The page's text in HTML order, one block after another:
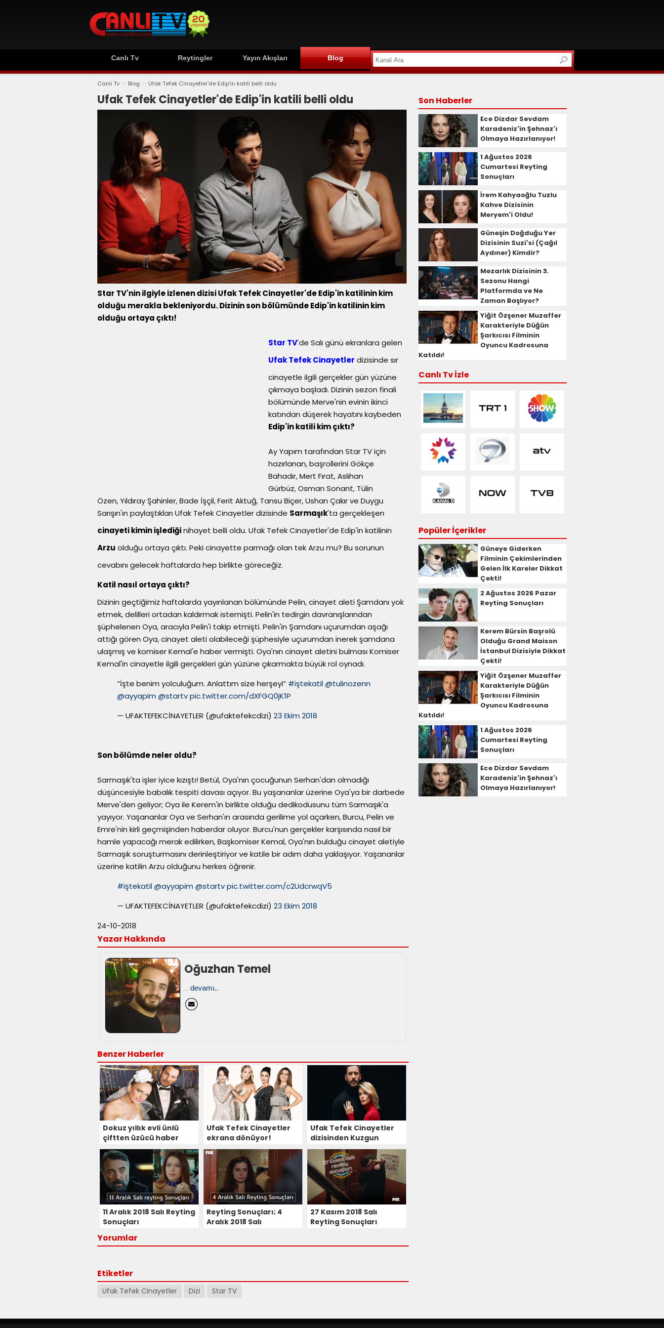
Canlı Tv Reytingler Yayın Akışları Blog
Canlı Tv ›› Blog ›› Ufak Tefek Cinayetler'de Edip'in katili belli oldu
Ufak Tefek Cinayetler'de Edip'in katili belli oldu
Star TV'nin ilgiyle izlenen dizisi Ufak Tefek Cinayetler'de Edip'in katilinin kim
olduğu merakla bekleniyordu. Dizinin son bölümünde Edip'in katilinin kim
olduğu ortaya çıktı!
Star TV'de Salı günü ekranlara gelen
Ufak Tefek Cinayetler dizisinde sır
cinayetle ilgili gerçekler gün yüzüne
çıkmaya başladı. Dizinin sezon finali
bölümünde Merve'nin evinin ikinci
katından düşerek hayatını kaybeden
Edip'in katili kim çıktı?
Ay Yapım tarafından Star TV için
hazırlanan, başrollerini Gökçe
Bahadır, Mert Fırat, Aslıhan
Gürbüz, Osman Sonant, Tülin
Özen, Yıldıray Şahinler, Bade İşçil, Ferit Aktuğ, Tansu Biçer, Ushan Çakır ve Duygu
Sarışın'ın paylaştıkları Ufak Tefek Cinayetler dizisinde Sarmaşık'ta gerçekleşen
cinayeti kimin işlediğinihayet belli oldu. Ufak Tefek Cinayetler'de Edip'in katilinin
Arzu olduğu ortaya çıktı. Peki cinayette parmağı olan tek Arzu mu? Bu sorunun
cevabını gelecek haftalarda hep birlikte göreceğiz.
Katil nasıl ortaya çıktı?
Dizinin geçtiğimiz haftalarda yayınlanan bölümünde Pelin, cinayet aleti Şamdanı yok
etmek, delilleri ortadan kaldırmak istemişti. Pelin'in tedirgin davranışlarından
şüphelenen Oya, aracıyla Pelin'i takip etmişti. Pelin'in Şamdanı uçurumdan aşağı
attığı gören Oya, cinayet aleti olabileceği şüphesiyle uçurumdan inerek şamdana
ulaşmış ve komiser Kemal'e haber vermişti. Oya'nın cinayet aletini bulması Komiser
Kemal'in cinayetle ilgili gerçekleri gün yüzüne çıkarmakta büyük rol oynadı.
“İşte benim yolculuğum. Anlattım size herşeyi” #iştekatil@tulinozenn
@ayyapim @startvpic.twitter.com/dXFGQ0jK1P
— UFAKTEFEKCİNAYETLER (@ufaktefekcdizi) 23 Ekim 2018
Son bölümde neler oldu?
Sarmaşık'ta işler iyice kızıştı! Betül, Oya'nın çocuğunun Serhan'dan olmadığı
düşüncesiyle babalık tespiti davası açıyor. Bu yaşananlar üzerine Oya'ya bir darbede
Merve'den geliyor; Oya ile Kerem'in birlikte olduğu dedikodusunu tüm Sarmaşık'a
yayıyor. Yaşananlar Oya ve Serhan'ın arasında gerilime yol açarken, Burcu, Pelin ve
Emre'nin kirli geçmişinden haberdar oluyor. Burcu'nun gerçekler karşısında nasıl bir
hamle yapacağı merak edilirken, Başkomiser Kemal, Oya'nın bulduğu cinayet aletiyle
Sarmaşık soruşturmasını derinleştiriyor ve katile bir adım daha yaklaşıyor. Yaşananlar
üzerine katilin Arzu olduğunu herkes öğrenir.
#iştekatil@ayyapim @startvpic.twitter.com/c2UdcrwqV5
— UFAKTEFEKCİNAYETLER (@ufaktefekcdizi) 23 Ekim 2018
24-10-2018
Yazar Hakkında
Oğuzhan Temel
.. devamı..
Benzer Haberler
Dokuz yıllık evli ünlü
çiftten üzücü haber
geldi boşanıyorlar!
Ufak Tefek Cinayetler
ekrana dönüyor!
Ufak Tefek Cinayetler
dizisinden Kuzgun
dizisine iki transfer
11 Aralık 2018 Salı Reyting
Sonuçları
Reyting Sonuçları; 4
Aralık 2018 Salı
27 Kasım 2018 Salı
Reyting Sonuçları
Yorumlar
Etiketler
Ufak Tefek Cinayetler Dizi Star TV
Son Haberler
Ece Dizdar Sevdam
Karadeniz'in Şehnaz'ı
Olmaya Hazırlanıyor!
1 Ağustos 2026
Cumartesi Reyting
Sonuçları
İrem Kahyaoğlu Tuzlu
Kahve Dizisinin
Meryem'i Oldu!
Güneşin Doğduğu Yer
Dizisinin Suzi'si (Çağıl
Aydıner) Kimdir?
Mezarlık Dizisinin 3.
Sezonu Hangi
Platformda ve Ne
Zaman Başlıyor?
Yiğit Özşener Muzaffer
Karakteriyle Düğün
Şarkıcısı Filminin
Oyuncu Kadrosuna
Katıldı!
Canlı Tv İzle
Popüler İçerikler
Güneye Giderken
Filminin Çekimlerinden
Gelen İlk Kareler Dikkat
Çekti!
2 Ağustos 2026 Pazar
Reyting Sonuçları
Kerem Bürsin Başrolü
Olduğu Grand Maison
İstanbul Dizisiyle Dikkat
Çekti!
Yiğit Özşener Muzaffer
Karakteriyle Düğün
Şarkıcısı Filminin
Oyuncu Kadrosuna
Katıldı!
1 Ağustos 2026
Cumartesi Reyting
Sonuçları
Ece Dizdar Sevdam
Karadeniz'in Şehnaz'ı
Olmaya Hazırlanıyor!